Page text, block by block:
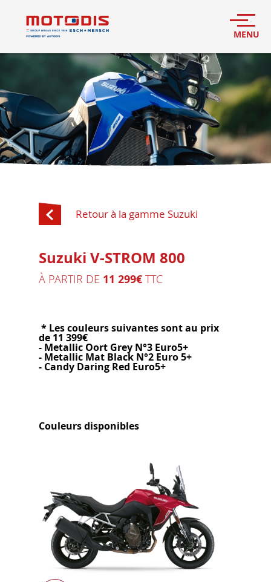
Retour à la gamme Suzuki
Suzuki V-STROM 800
À PARTIR DE 11 299€ TTC
* Les couleurs suivantes sont au prix
de 11 399€
- Metallic Oort Grey N°3 Euro5+
- Metallic Mat Black N°2 Euro 5+
- Candy Daring Red Euro5+
Couleurs disponibles